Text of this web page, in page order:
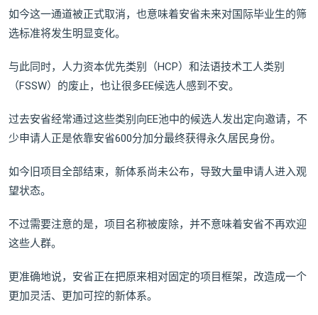
如今这一通道被正式取消，也意味着安省未来对国际毕业生的筛
选标准将发生明显变化。
与此同时，人力资本优先类别（HCP）和法语技术工人类别
（FSSW）的废止，也让很多EE候选人感到不安。
过去安省经常通过这些类别向EE池中的候选人发出定向邀请，不
少申请人正是依靠安省600分加分最终获得永久居民身份。
如今旧项目全部结束，新体系尚未公布，导致大量申请人进入观
望状态。
不过需要注意的是，项目名称被废除，并不意味着安省不再欢迎
这些人群。
更准确地说，安省正在把原来相对固定的项目框架，改造成一个
更加灵活、更加可控的新体系。